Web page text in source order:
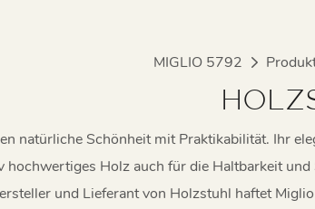
MIGLIO 5792
natürliche Schönheit mit Praktikabilität. Ihr
hochwertiges Holz auch für die Haltbarkeit
und Lieferant von Holzstuhl haftet